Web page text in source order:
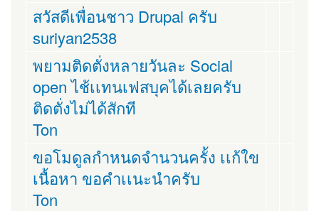
สวัสดีเพื่อนชาว Drupal ครับ
suriyan2538
พยามติดตั่งหลายวันละ Social
open ไช้เเทนเฟสบุคได้เลยครับ
ติดตั่งไม่ได้สักที
Ton
ขอโมดูลกำหนดจำนวนครั้ง เเก้ใข
เนื้อหา ขอคำเเนะนำครับ
Ton